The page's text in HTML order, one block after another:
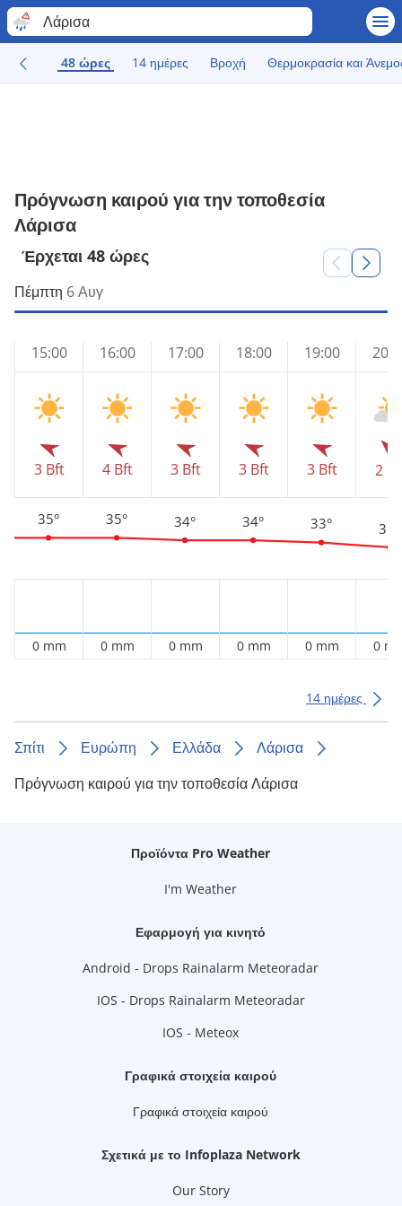
Λάρισα
48 ώρες 14 ημέρες Βροχή Θερμοκρασία και
Πρόγνωση καιρού για την τοποθεσία
Λάρισα
Έρχεται 48 ώρες
Πέμπτη 6 Αυγ
15:00
3 Bft
35°
0 mm
16:00
4 Bft
35°
0 mm
17:00
3 Bft
34°
0 mm
18:00
3 Bft
34°
0 mm
19:00
3 Bft
33°
0 mm
2
31°
0
14 ημέρες
Σπίτι Ευρώπη Ελλάδα
Λάρισα
Πρόγνωση καιρού για την τοποθεσία Λάρισα
Προϊόντα Pro Weather
I'm Weather
Εφαρμογή για κινητό
Android - Drops Rainalarm Meteoradar
IOS - Drops Rainalarm Meteoradar
IOS - Meteox
Γραφικά στοιχεία καιρού
Γραφικά στοιχεία καιρού
Σχετικά με το Infoplaza Network
Our Story